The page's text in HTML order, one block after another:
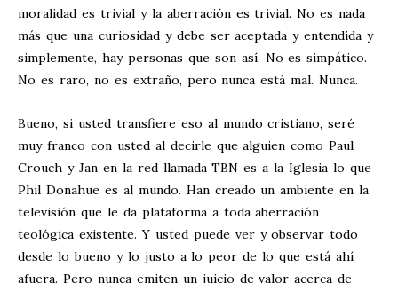
moralidad es trivial y la aberración es trivial. No es nada
más que una curiosidad y debe ser aceptada y entendida y
simplemente, hay personas que son así. No es simpático.
No es raro, no es extraño, pero nunca está mal. Nunca.
Bueno, si usted transfiere eso al mundo cristiano, seré
muy franco con usted al decirle que alguien como Paul
Crouch y Jan en la red llamada TBN es a la Iglesia lo que
Phil Donahue es al mundo. Han creado un ambiente en la
televisión que le da plataforma a toda aberración
teológica existente. Y usted puede ver y observar todo
desde lo bueno y lo justo a lo peor de lo que está ahí
afuera. Pero nunca emiten un juicio de valor acerca de